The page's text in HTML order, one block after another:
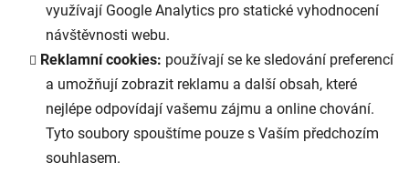
využívají Google Analytics pro statické vyhodnocení
návštěvnosti webu.
Reklamní cookies: používají se ke sledování preferencí
a umožňují zobrazit reklamu a další obsah, které
nejlépe odpovídají vašemu zájmu a online chování.
Tyto soubory spouštíme pouze s Vaším předchozím
souhlasem.